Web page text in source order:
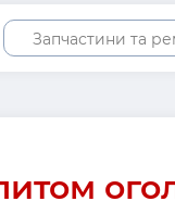
Запчастини та